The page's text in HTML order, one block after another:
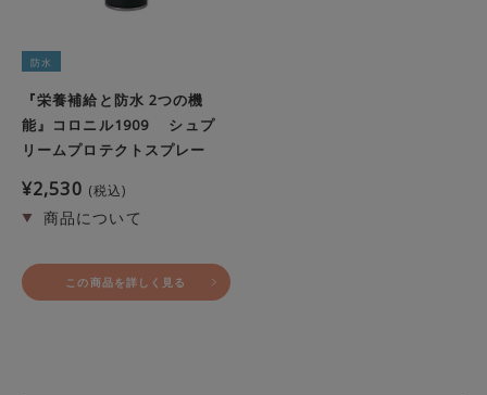
防水
『栄養補給と防水 2つの機
能』コロニル1909 シュプ
リームプロテクトスプレー
¥2,530 税込
この商品を詳しく見る